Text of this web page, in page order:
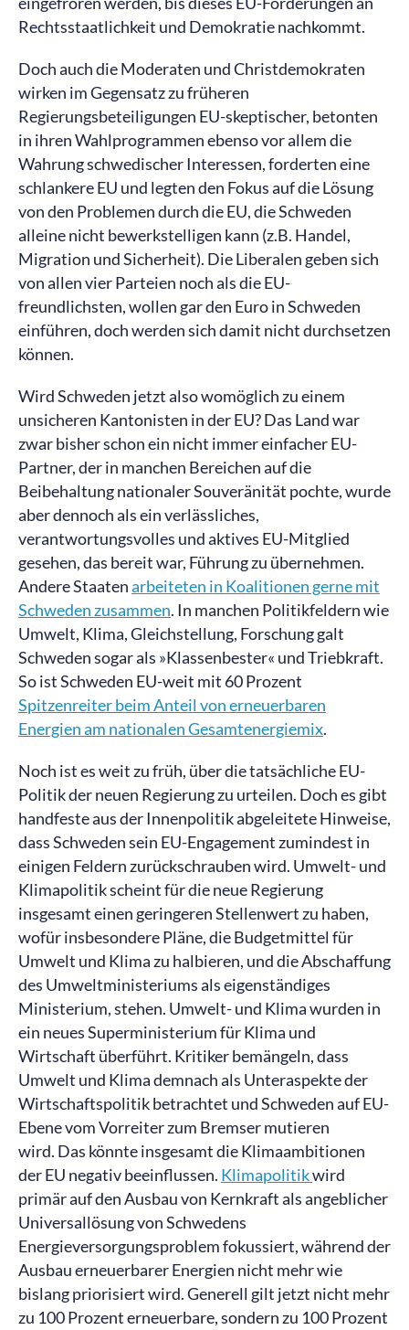
Rechtsstaatlichkeit und Demokratie nachkommt.
Doch auch die Moderaten und Christdemokraten
wirken im Gegensatz zu früheren
Regierungsbeteiligungen EU-skeptischer, betonten
in ihren Wahlprogrammen ebenso vor allem die
Wahrung schwedischer Interessen, forderten eine
schlankere EU und legten den Fokus auf die Lösung
von den Problemen durch die EU, die Schweden
alleine nicht bewerkstelligen kann (z.B. Handel,
Migration und Sicherheit). Die Liberalen geben sich
von allen vier Parteien noch als die EU-
freundlichsten, wollen gar den Euro in Schweden
einführen, doch werden sich damit nicht durchsetzen
können.
Wird Schweden jetzt also womöglich zu einem
unsicheren Kantonisten in der EU? Das Land war
zwar bisher schon ein nicht immer einfacher EU-
Partner, der in manchen Bereichen auf die
Beibehaltung nationaler Souveränität pochte, wurde
aber dennoch als ein verlässliches,
verantwortungsvolles und aktives EU-Mitglied
gesehen, das bereit war, Führung zu übernehmen.
Andere Staatenarbeiteten in Koalitionen gerne mit
Schweden zusammen. In manchen Politikfeldern wie
Umwelt, Klima, Gleichstellung, Forschung galt
Schweden sogar als »Klassenbester« und Triebkraft.
So ist Schweden EU-weit mit 60 Prozent
Spitzenreiter beim Anteil von erneuerbaren
Energien am nationalen Gesamtenergiemix.
Noch ist es weit zu früh, über die tatsächliche EU-
Politik der neuen Regierung zu urteilen. Doch es gibt
handfeste aus der Innenpolitik abgeleitete Hinweise,
dass Schweden sein EU-Engagement zumindest in
einigen Feldern zurückschrauben wird. Umwelt- und
Klimapolitik scheint für die neue Regierung
insgesamt einen geringeren Stellenwert zu haben,
wofür insbesondere Pläne, die Budgetmittel für
Umwelt und Klima zu halbieren, und die Abschaffung
des Umweltministeriums als eigenständiges
Ministerium, stehen. Umwelt- und Klima wurden in
ein neues Superministerium für Klima und
Wirtschaft überführt. Kritiker bemängeln, dass
Umwelt und Klima demnach als Unteraspekte der
Wirtschaftspolitik betrachtet und Schweden auf EU-
Ebene vom Vorreiter zum Bremser mutieren
wird. Das könnte insgesamt die Klimaambitionen
der EU negativ beeinflussen. Klimapolitikwird
primär auf den Ausbau von Kernkraft als angeblicher
Universallösung von Schwedens
Energieversorgungsproblem fokussiert, während der
Ausbau erneuerbarer Energien nicht mehr wie
bislang priorisiert wird. Generell gilt jetzt nicht mehr
zu 100 Prozent erneuerbare, sondern zu 100 Prozent